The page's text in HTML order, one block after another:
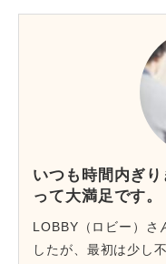
いつも時間内ぎ
って大満足です。
LOBBY（ロビー）さ
したが、最初は少し